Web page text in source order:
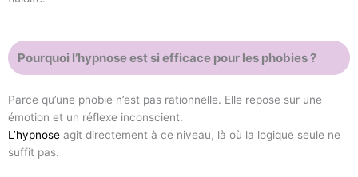
Pourquoi l’hypnose est si efficace pour les phobies ?
Parce qu’une phobie n’est pas rationnelle. Elle repose sur une
émotion et un réflexe inconscient.
L’hypnose agit directement à ce niveau, là où la logique seule ne
suffit pas.